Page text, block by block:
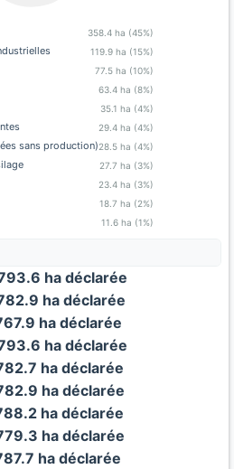
358.4 ha (45%)
119.9 ha (15%)
77.5 ha (10%)
63.4 ha (8%)
35.1 ha (4%)
29.4 ha (4%)
sans production)28.5 ha (4%)
27.7 ha (3%)
23.4 ha (3%)
18.7 ha (2%)
11.6 ha (1%)
ha déclarée
ha déclarée
ha déclarée
ha déclarée
ha déclarée
ha déclarée
ha déclarée
ha déclarée
ha déclarée